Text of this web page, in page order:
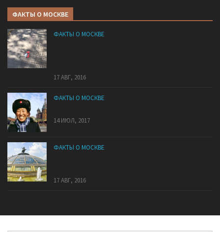
ФАКТЫ О МОСКВЕ
ФАКТЫ О МОСКВЕ
17 АВГ, 2016
ФАКТЫ О МОСКВЕ
14 ИЮЛ, 2017
ФАКТЫ О МОСКВЕ
17 АВГ, 2016